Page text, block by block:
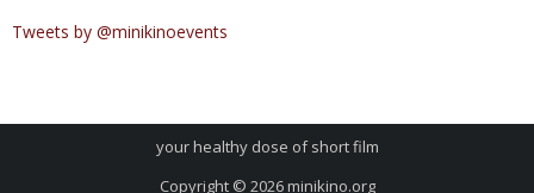
Tweets by @minikinoevents
your healthy dose of short film
Copyright © 2026minikino.org